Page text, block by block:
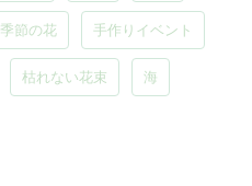
季節の花 手作りイベント
枯れない花束 海